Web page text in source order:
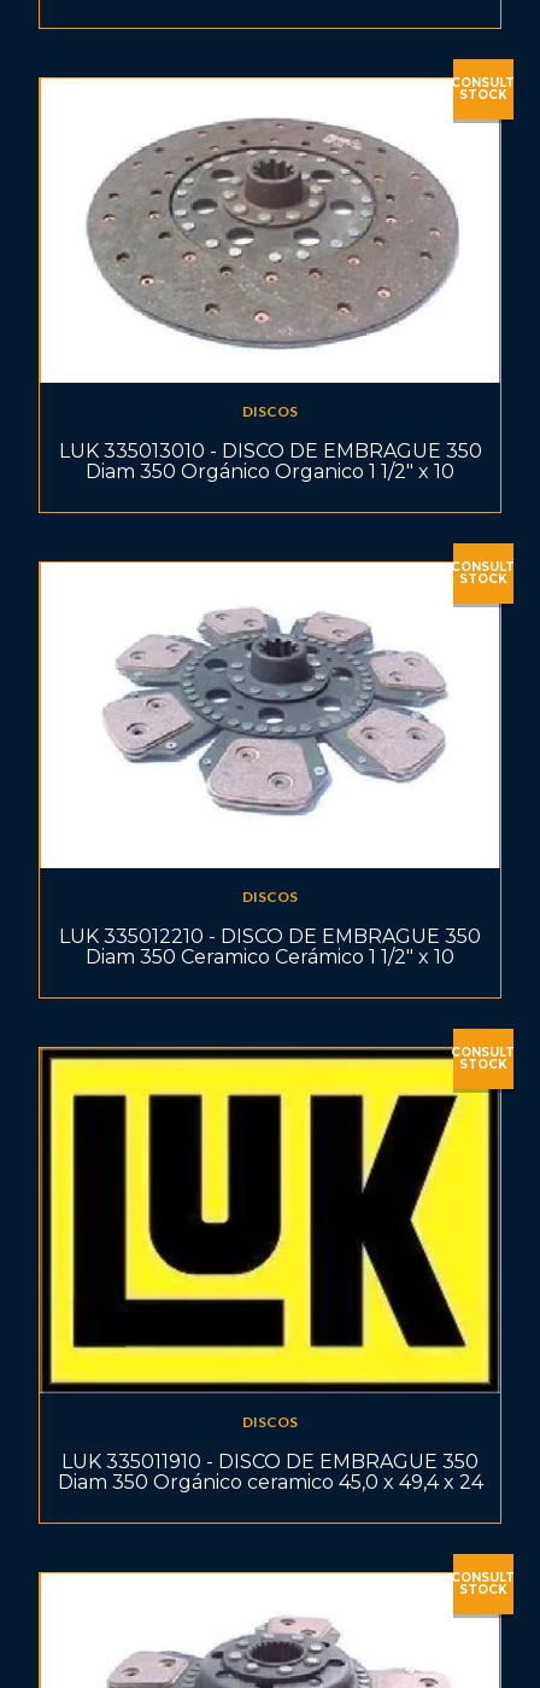
CONSULT
STOCK
DISCOS
LUK 335013010 - DISCO DE EMBRAGUE 350
Diam 350 Orgánico Organico 1 1/2" x 10
CONSULT
STOCK
DISCOS
LUK 335012210 - DISCO DE EMBRAGUE 350
Diam 350 Ceramico Cerámico 1 1/2" x 10
CONSULT
STOCK
DISCOS
LUK 335011910 - DISCO DE EMBRAGUE 350
Diam 350 Orgánico ceramico 45,0 x 49,4 x 24
CONSULT
STOCK